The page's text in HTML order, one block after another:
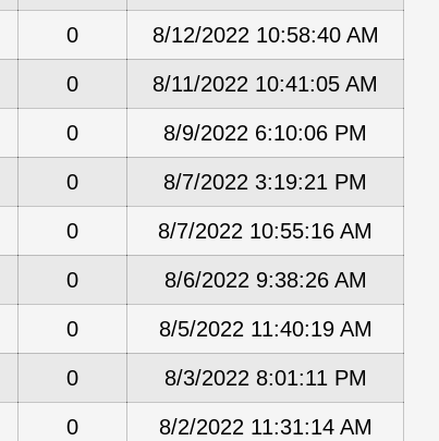
0 8/12/2022 10:58:40 AM
0 8/11/2022 10:41:05 AM
0 8/9/2022 6:10:06 PM
0 8/7/2022 3:19:21 PM
0 8/7/2022 10:55:16 AM
0 8/6/2022 9:38:26 AM
0 8/5/2022 11:40:19 AM
0 8/3/2022 8:01:11 PM
0 8/2/2022 11:31:14 AM